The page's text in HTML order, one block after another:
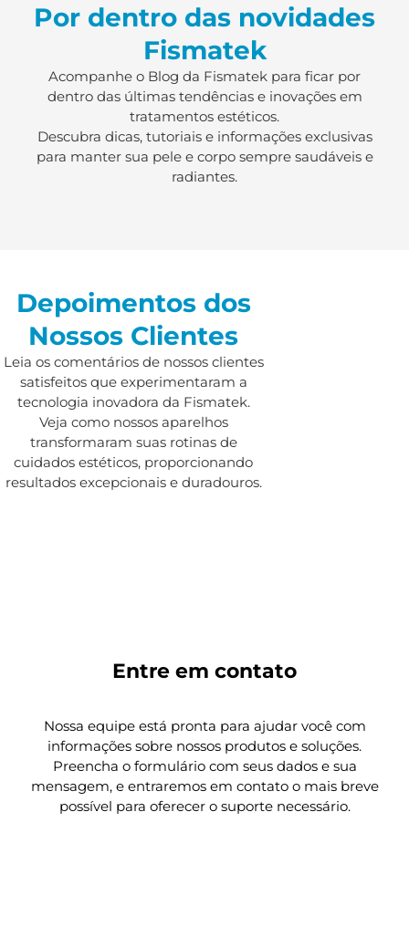
Por dentro das novidades
Fismatek
Acompanhe o Blog da Fismatek para ficar por
dentro das últimas tendências e inovações em
tratamentos estéticos.
Descubra dicas, tutoriais e informações exclusivas
para manter sua pele e corpo sempre saudáveis e
radiantes.
Depoimentos dos
Nossos Clientes
Leia os comentários de nossos clientes
satisfeitos que experimentaram a
tecnologia inovadora da Fismatek.
Veja como nossos aparelhos
transformaram suas rotinas de
cuidados estéticos, proporcionando
resultados excepcionais e duradouros.
Entre em contato
Nossa equipe está pronta para ajudar você com
informações sobre nossos produtos e soluções.
Preencha o formulário com seus dados e sua
mensagem, e entraremos em contato o mais breve
possível para oferecer o suporte necessário.